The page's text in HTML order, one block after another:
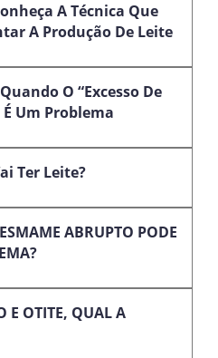
A Técnica Que
A Produção De Leite
O “excesso De
Um Problema
Ter Leite?
ABRUPTO PODE
E OTITE, QUAL A